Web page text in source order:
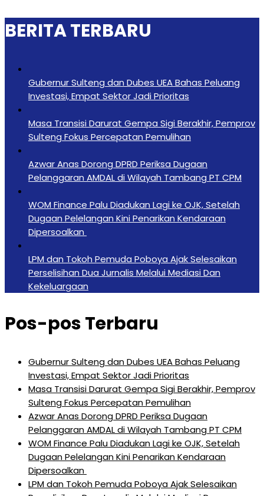
BERITA TERBARU
Gubernur Sulteng dan Dubes UEA Bahas Peluang
Investasi, Empat Sektor Jadi Prioritas
Masa Transisi Darurat Gempa Sigi Berakhir, Pemprov
Sulteng Fokus Percepatan Pemulihan
Azwar Anas Dorong DPRD Periksa Dugaan
Pelanggaran AMDAL di Wilayah Tambang PT CPM
‎WOM Finance Palu Diadukan Lagi ke OJK, Setelah
Dugaan Pelelangan Kini Penarikan Kendaraan
Dipersoalkan ‎
LPM dan Tokoh Pemuda Poboya Ajak Selesaikan
Perselisihan Dua Jurnalis Melalui Mediasi Dan
Kekeluargaan
Pos-pos Terbaru
Gubernur Sulteng dan Dubes UEA Bahas Peluang
Investasi, Empat Sektor Jadi Prioritas
Masa Transisi Darurat Gempa Sigi Berakhir, Pemprov
Sulteng Fokus Percepatan Pemulihan
Azwar Anas Dorong DPRD Periksa Dugaan
Pelanggaran AMDAL di Wilayah Tambang PT CPM
‎WOM Finance Palu Diadukan Lagi ke OJK, Setelah
Dugaan Pelelangan Kini Penarikan Kendaraan
Dipersoalkan ‎
LPM dan Tokoh Pemuda Poboya Ajak Selesaikan